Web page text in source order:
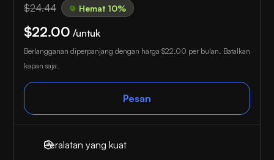
$24.44 Hemat 10%
$22.00 /untuk
Berlangganan diperpanjang dengan harga $22.00 per bulan. Batalkan
kapan saja.
Pesan
Peralatan yang kuat